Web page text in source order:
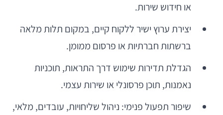
או חידוש שירות.
יצירת ערוץ ישיר ללקוח קיים, במקום תלות מלאה
ברשתות חברתיות או פרסום ממומן.
הגדלת תדירות שימוש דרך התראות, תוכניות
נאמנות, תוכן פרסונלי או שירות עצמי.
שיפור תפעול פנימי: ניהול שליחויות, עובדים, מלאי,